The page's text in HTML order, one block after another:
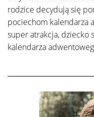
rodzice decydują się
pociechom kalendarza
super atrakcja, dziecko
kalendarza